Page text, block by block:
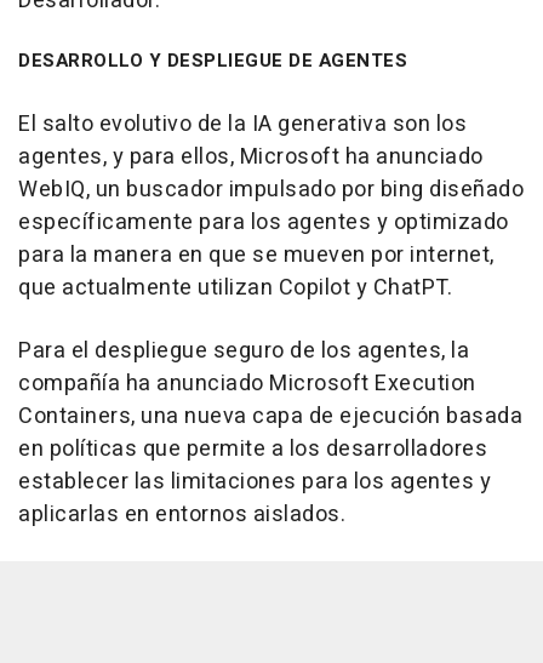
DESARROLLO Y DESPLIEGUE DE AGENTES
El salto evolutivo de la IA generativa son los
agentes, y para ellos, Microsoft ha anunciado
WebIQ, un buscador impulsado por bing diseñado
específicamente para los agentes y optimizado
para la manera en que se mueven por internet,
que actualmente utilizan Copilot y ChatPT.
Para el despliegue seguro de los agentes, la
compañía ha anunciado Microsoft Execution
Containers, una nueva capa de ejecución basada
en políticas que permite a los desarrolladores
establecer las limitaciones para los agentes y
aplicarlas en entornos aislados.